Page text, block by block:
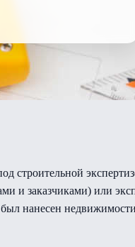
строительной
и заказчиками) или
нанесен